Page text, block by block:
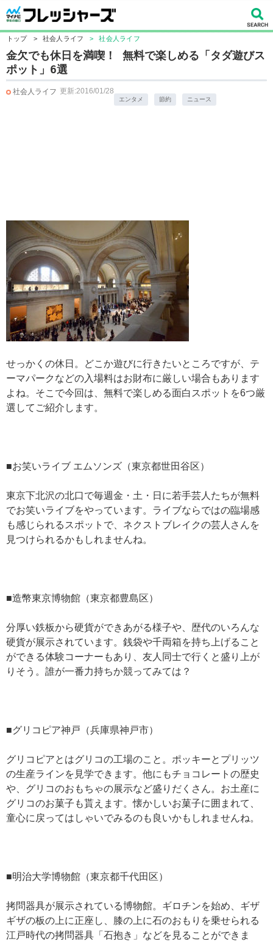
トップ > 社会人ライフ > 社会人ライフ
金欠でも休日を満喫！ 無料で楽しめる「タダ遊びス
ポット」6選
社会人ライフ 更新:2016/01/28
エンタメ 節約 ニュース
せっかくの休日。どこか遊びに行きたいところですが、テ
ーマパークなどの入場料はお財布に厳しい場合もあります
よね。そこで今回は、無料で楽しめる面白スポットを6つ厳
選してご紹介します。
■お笑いライブ エムソンズ（東京都世田谷区）
東京下北沢の北口で毎週金・土・日に若手芸人たちが無料
でお笑いライブをやっています。ライブならではの臨場感
も感じられるスポットで、ネクストブレイクの芸人さんを
見つけられるかもしれませんね。
■造幣東京博物館（東京都豊島区）
分厚い鉄板から硬貨ができあがる様子や、歴代のいろんな
硬貨が展示されています。銭袋や千両箱を持ち上げること
ができる体験コーナーもあり、友人同士で行くと盛り上が
りそう。誰が一番力持ちか競ってみては？
■グリコピア神戸（兵庫県神戸市）
グリコピアとはグリコの工場のこと。ポッキーとプリッツ
の生産ラインを見学できます。他にもチョコレートの歴史
や、グリコのおもちゃの展示など盛りだくさん。お土産に
グリコのお菓子も貰えます。懐かしいお菓子に囲まれて、
童心に戻ってはしゃいでみるのも良いかもしれませんね。
■明治大学博物館（東京都千代田区）
拷問器具が展示されている博物館。ギロチンを始め、ギザ
ギザの板の上に正座し、膝の上に石のおもりを乗せられる
江戸時代の拷問器具「石抱き」などを見ることができま